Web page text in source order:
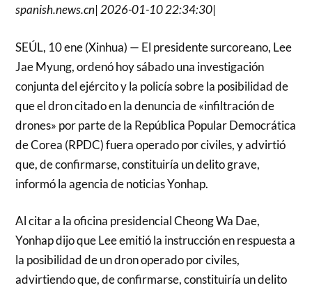
spanish.news.cn|2026-01-10 22:34:30|
SEÚL, 10 ene (Xinhua) — El presidente surcoreano, Lee
Jae Myung, ordenó hoy sábado una investigación
conjunta del ejército y la policía sobre la posibilidad de
que el dron citado en la denuncia de «infiltración de
drones» por parte de la República Popular Democrática
de Corea (RPDC) fuera operado por civiles, y advirtió
que, de confirmarse, constituiría un delito grave,
informó la agencia de noticias Yonhap.
Al citar a la oficina presidencial Cheong Wa Dae,
Yonhap dijo que Lee emitió la instrucción en respuesta a
la posibilidad de un dron operado por civiles,
advirtiendo que, de confirmarse, constituiría un delito